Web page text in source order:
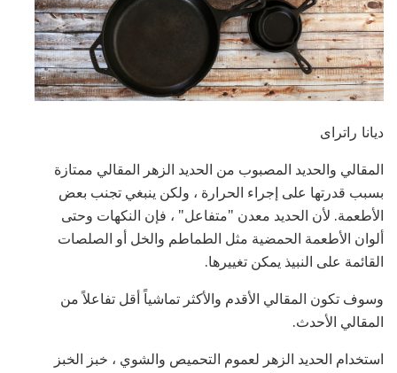
ديانا راتراى
المقالي والحديد المصبوب من الحديد الزهر المقالي ممتازة
بسبب قدرتها على إجراء الحرارة ، ولكن ينبغي تجنب بعض
الأطعمة. لأن الحديد معدن "متفاعل" ، فإن النكهات وحتى
ألوان الأطعمة الحمضية مثل الطماطم والخل أو الصلصات
القائمة على النبيذ يمكن تغييرها.
وسوف تكون المقالي الأقدم والأكثر تماشياً أقل تفاعلاً من
المقالي الأحدث.
استخدام الحديد الزهر لعموم التحميص والشوي ، خبز الخبز